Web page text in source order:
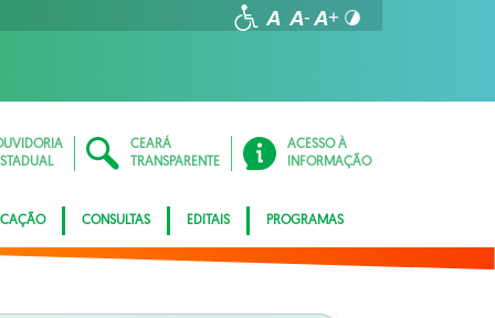
CEARÁ
TRANSPARENTE
ACESSO À
INFORMAÇÃO
CONSULTAS EDITAIS PROGRAMAS